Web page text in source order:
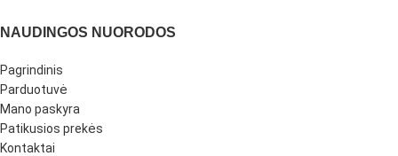
NAUDINGOS NUORODOS
Pagrindinis
Parduotuvė
Mano paskyra
Patikusios prekės
Kontaktai